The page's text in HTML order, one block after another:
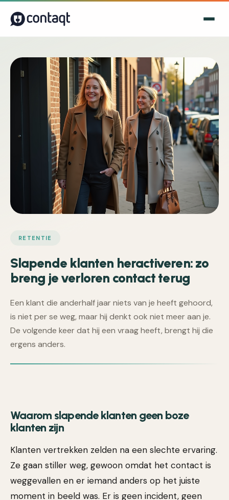
RETENTIE
Slapende klanten heractiveren: zo
breng je verloren contact terug
Een klant die anderhalf jaar niets van je heeft gehoord,
is niet per se weg, maar hij denkt ook niet meer aan je.
De volgende keer dat hij een vraag heeft, brengt hij die
ergens anders.
Waarom slapende klanten geen boze
klanten zijn
Klanten vertrekken zelden na een slechte ervaring.
Ze gaan stiller weg, gewoon omdat het contact is
weggevallen en er iemand anders op het juiste
moment in beeld was. Er is geen incident, geen